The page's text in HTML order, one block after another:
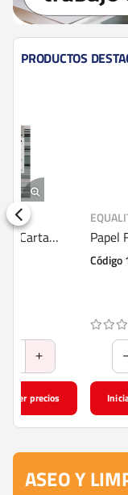
PRODUCTOS
EQUALIT
Papel Fotocopia
Multiuso Carta
Código 11832
(0)
Iniciar sesión y ver
ASEO Y